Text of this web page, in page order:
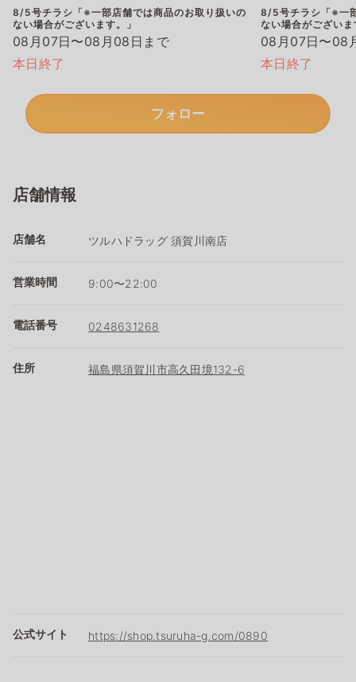
8/5号チラシ「※一部店舗では商品のお取り扱いの
ない場合がございます。」
08月07日〜08月08日まで
本日終了
8/5号チラシ「※一
ない場合がございま
08月07日〜08
本日終了
フォロー
店舗情報
店舗名 ツルハドラッグ 須賀川南店
営業時間 9:00〜22:00
電話番号 0248631268
住所 福島県須賀川市高久田境132-6
公式サイト https://shop.tsuruha-g.com/0890